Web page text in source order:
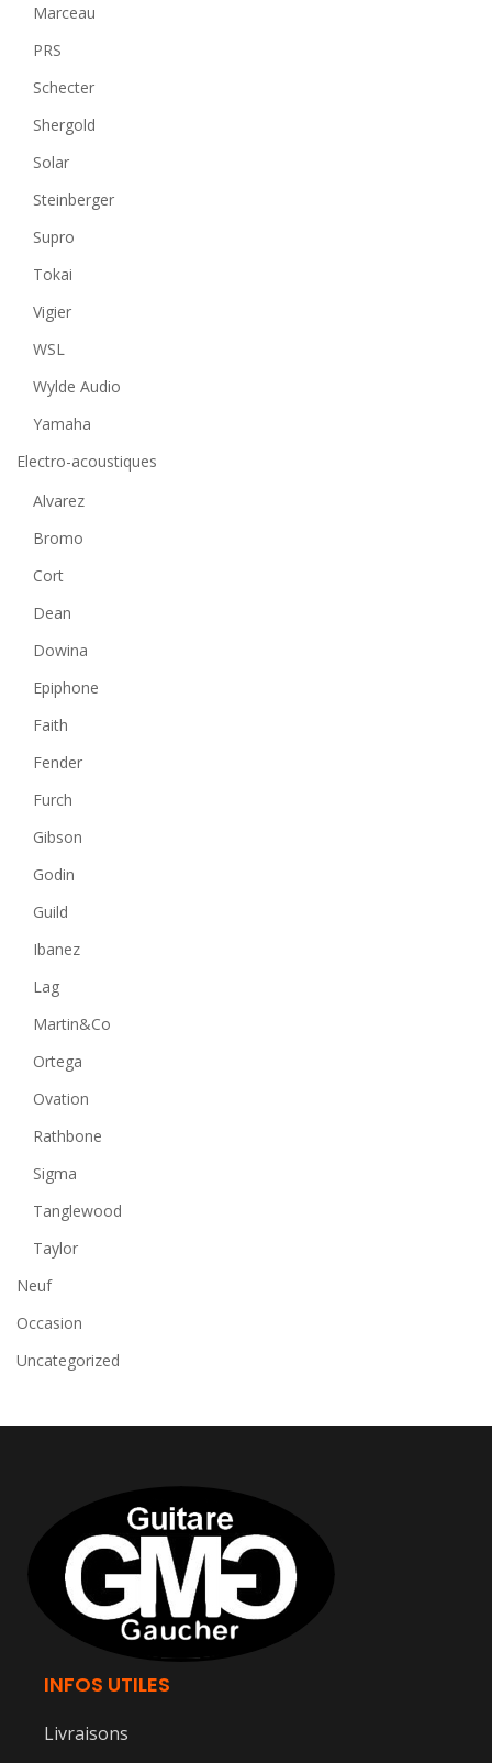
Marceau
PRS
Schecter
Shergold
Solar
Steinberger
Supro
Tokai
Vigier
WSL
Wylde Audio
Yamaha
Electro-acoustiques
Alvarez
Bromo
Cort
Dean
Dowina
Epiphone
Faith
Fender
Furch
Gibson
Godin
Guild
Ibanez
Lag
Martin&Co
Ortega
Ovation
Rathbone
Sigma
Tanglewood
Taylor
Neuf
Occasion
Uncategorized
INFOS UTILES
Livraisons